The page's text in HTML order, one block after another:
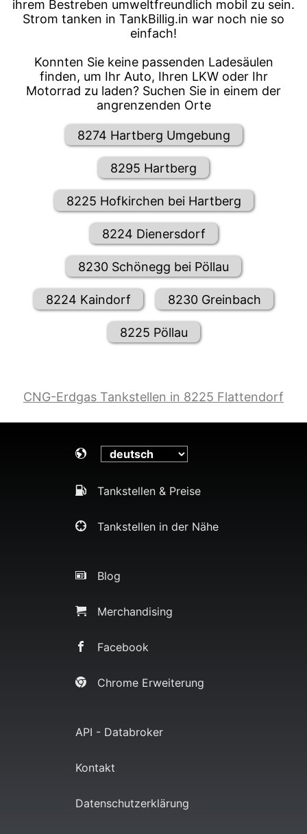
ihrem Bestreben umweltfreundlich mobil zu sein.
Strom tanken in TankBillig.in war noch nie so
einfach!
Konnten Sie keine passenden Ladesäulen
finden, um Ihr Auto, Ihren LKW oder Ihr
Motorrad zu laden? Suchen Sie in einem der
angrenzenden Orte
8274 Hartberg Umgebung
8295 Hartberg
8225 Hofkirchen bei Hartberg
8224 Dienersdorf
8230 Schönegg bei Pöllau
8224 Kaindorf 8230 Greinbach
8225 Pöllau
CNG-Erdgas Tankstellen in 8225 Flattendorf
Tankstellen & Preise
Tankstellen in der Nähe
Blog
Merchandising
Facebook
Chrome Erweiterung
API - Databroker
Kontakt
Datenschutzerklärung